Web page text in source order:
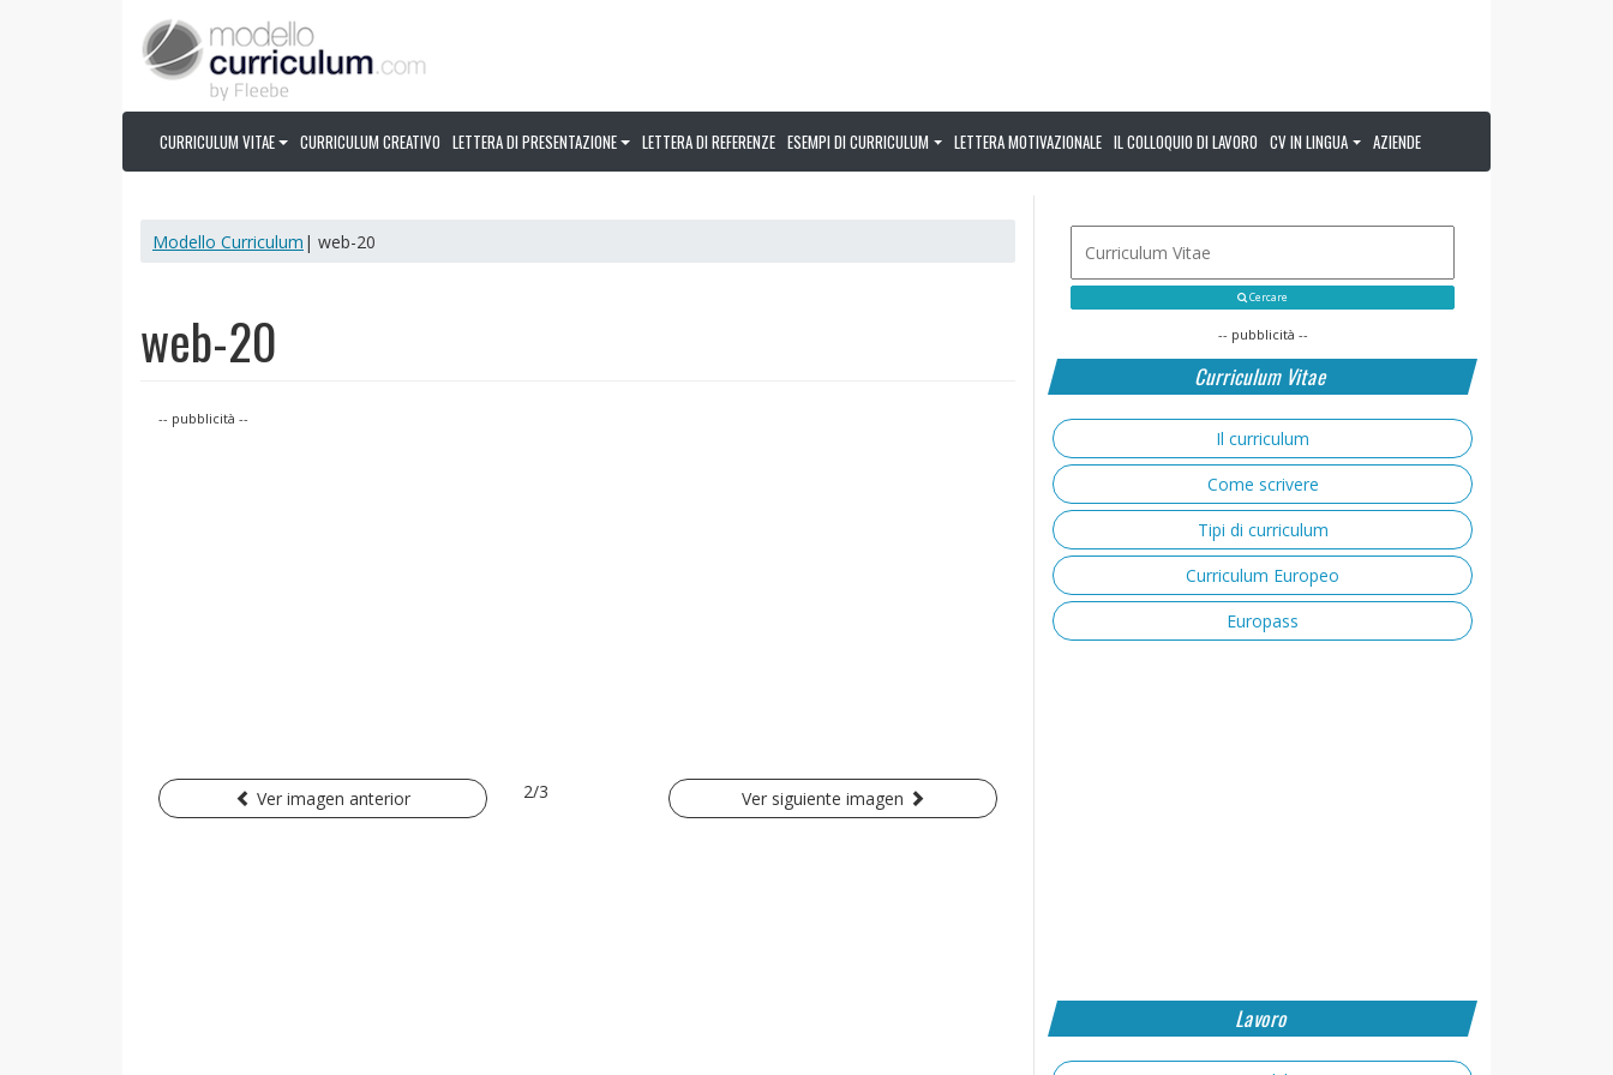
CURRICULUM VITAE CURRICULUM CREATIVO LETTERA DI PRESENTAZIONE LETTERA DI REFERENZE ESEMPI DI CURRICULUM LETTERA MOTIVAZIONALE IL COLLOQUIO DI LAVORO CV IN LINGUA AZIENDE
Modello Curriculum | web-20
web-20
-- pubblicità --
Ver imagen anterior 2/3 Ver siguiente imagen
Cercare
-- pubblicità --
Curriculum Vitae
Il curriculum
Come scrivere
Tipi di curriculum
Curriculum Europeo
Europass
Lavoro